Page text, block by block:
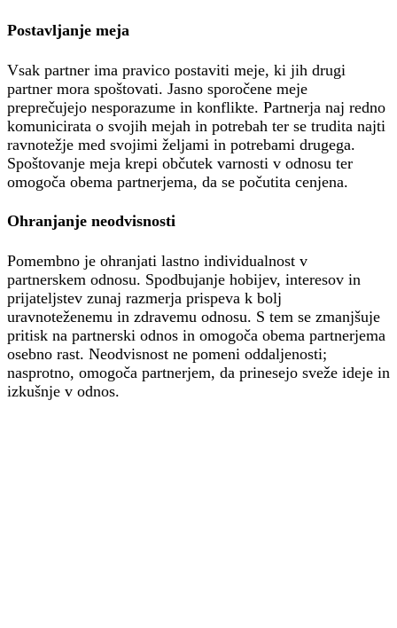
Postavljanje meja
Vsak partner ima pravico postaviti meje, ki jih drugi
partner mora spoštovati. Jasno sporočene meje
preprečujejo nesporazume in konflikte. Partnerja naj redno
komunicirata o svojih mejah in potrebah ter se trudita najti
ravnotežje med svojimi željami in potrebami drugega.
Spoštovanje meja krepi občutek varnosti v odnosu ter
omogoča obema partnerjema, da se počutita cenjena.
Ohranjanje neodvisnosti
Pomembno je ohranjati lastno individualnost v
partnerskem odnosu. Spodbujanje hobijev, interesov in
prijateljstev zunaj razmerja prispeva k bolj
uravnoteženemu in zdravemu odnosu. S tem se zmanjšuje
pritisk na partnerski odnos in omogoča obema partnerjema
osebno rast. Neodvisnost ne pomeni oddaljenosti;
nasprotno, omogoča partnerjem, da prinesejo sveže ideje in
izkušnje v odnos.